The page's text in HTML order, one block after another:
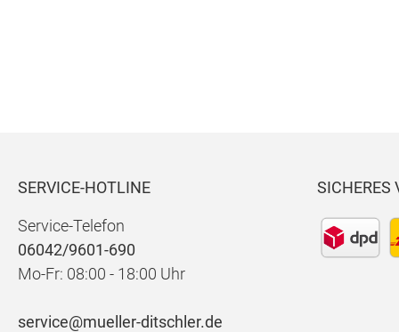
SERVICE-HOTLINE
Service-Telefon
06042/9601-690
Mo-Fr: 08:00 - 18:00 Uhr
service@mueller-ditschler.de
SICHERES